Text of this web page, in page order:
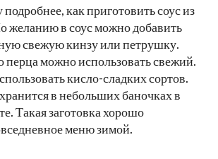
как приготовить соус из
желанию в соус можно добавить
свежую кинзу или петрушку.
перца можно использовать свежий.
кисло-сладких сортов.
в небольших баночках в
Такая заготовка хорошо
меню зимой.